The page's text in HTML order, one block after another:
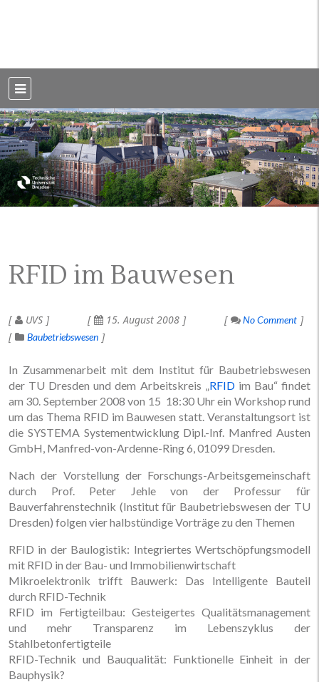
Dresden
RFID im Bauwesen
UVS 15. August 2008
No Comment
Baubetriebswesen
In Zusammenarbeit mit dem Institut für Baubetriebswesen
der TU Dresden und dem Arbeitskreis „RFIDim Bau“ findet
am 30. September 2008 von 15  18:30 Uhr ein Workshop rund
um das Thema RFID im Bauwesen statt. Veranstaltungsort ist
die SYSTEMA Systementwicklung Dipl.-Inf. Manfred Austen
GmbH, Manfred-von-Ardenne-Ring 6, 01099 Dresden.
Nach der Vorstellung der Forschungs-Arbeitsgemeinschaft
durch Prof. Peter Jehle von der Professur für
Bauverfahrenstechnik (Institut für Baubetriebswesen der TU
Dresden) folgen vier halbstündige Vorträge zu den Themen
RFID in der Baulogistik: Integriertes Wertschöpfungsmodell
mit RFID in der Bau- und Immobilienwirtschaft
Mikroelektronik trifft Bauwerk: Das Intelligente Bauteil
durch RFID-Technik
RFID im Fertigteilbau: Gesteigertes Qualitätsmanagement
und mehr Transparenz im Lebenszyklus der
Stahlbetonfertigteile
RFID-Technik und Bauqualität: Funktionelle Einheit in der
Bauphysik?